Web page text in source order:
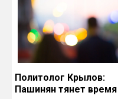
Политолог Крылов:
Пашинян тянет время